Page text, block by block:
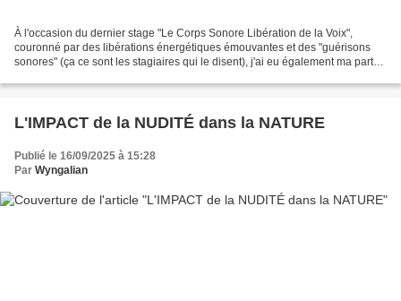
À l'occasion du dernier stage "Le Corps Sonore Libération de la Voix",
couronné par des libérations énergétiques émouvantes et des "guérisons
sonores" (ça ce sont les stagiaires qui le disent), j'ai eu également ma part
L'IMPACT de la NUDITÉ dans la NATURE
Publié le 16/09/2025 à 15:28
Par Wyngalian